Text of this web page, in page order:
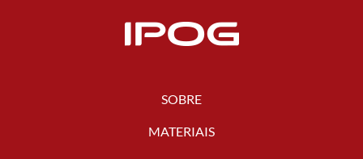
SOBRE
MATERIAIS